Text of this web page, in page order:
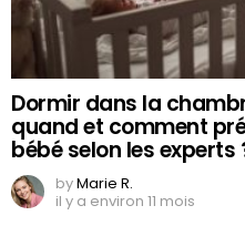
Dormir dans la
quand et comment
bébé selon les experts
byMarie R.
il y a environ 11 mois